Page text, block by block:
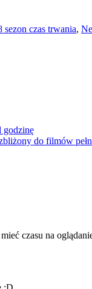
sezon czas trwania,
godzinę
do filmów